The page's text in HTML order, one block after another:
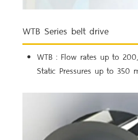
WTB Series belt drive
WTB : Flow rates up to
Static Pressures up to 350